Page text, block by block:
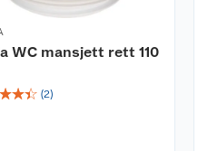
WC mansjett rett 110
☆☆ (2)